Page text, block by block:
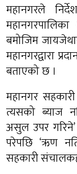
महानगरले
बमोजिम
महानगरद्वारा
बताएको छ ।
महानगर
त्यसको ब्याज
असुल उपर
परेपछि ‘ऋण
सहकारी